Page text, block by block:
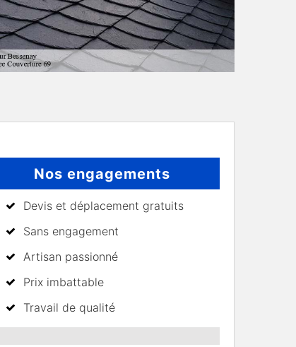
Nos engagements
Devis et déplacement gratuits
Sans engagement
Artisan passionné
Prix imbattable
Travail de qualité